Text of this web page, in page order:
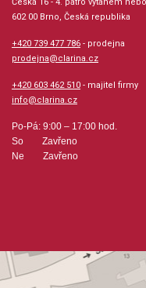
Fuga F dur (Vaňhal Jan
Pastorela D dur (Kuchař
Fuga - pastorela C dur
602 00 Brno, Česká republika
+420 739 477 786 - prodejna
prodejna@clarina.cz
+420 603 462 510 - majitel firmy
info@clarina.cz
Po-Pá: 9:00 – 17:00 hod.
So Zavřeno
Ne Zavřeno